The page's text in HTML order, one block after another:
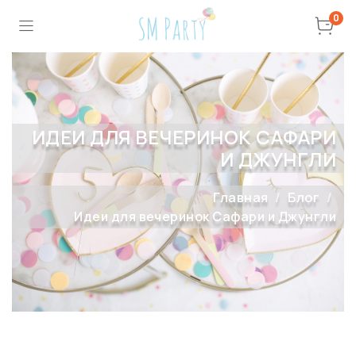
0
ИДЕИ ДЛЯ ВЕЧЕРИНОК САФАРИ
И ДЖУНГЛИ
Главная
Блог
Идеи для вечеринок Сафари и Джунгли